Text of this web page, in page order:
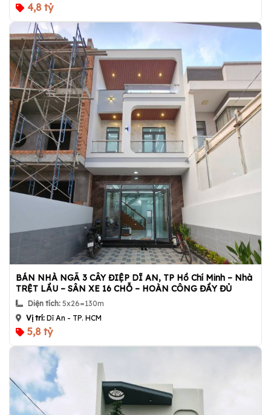
4,8 tỷ
BÁN NHÀ NGÃ 3 CÂY ĐIỆP DĨ AN, TP Hồ Chí Minh – Nhà
TRỆT LẦU – SÂN XE 16 CHỖ – HOÀN CÔNG ĐẦY ĐỦ
Diện tích: 5x26=130m
Vị trí: Dĩ An - TP. HCM
5,8 tỷ